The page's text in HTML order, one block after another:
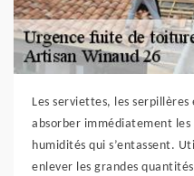
Les serviettes, les
absorber immédiatement
humidités qui s’entassent.
enlever les grandes